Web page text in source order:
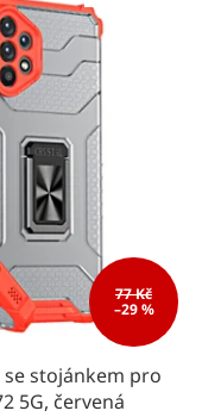
77 Kč
–29 %
stojánkem pro
5G, červená